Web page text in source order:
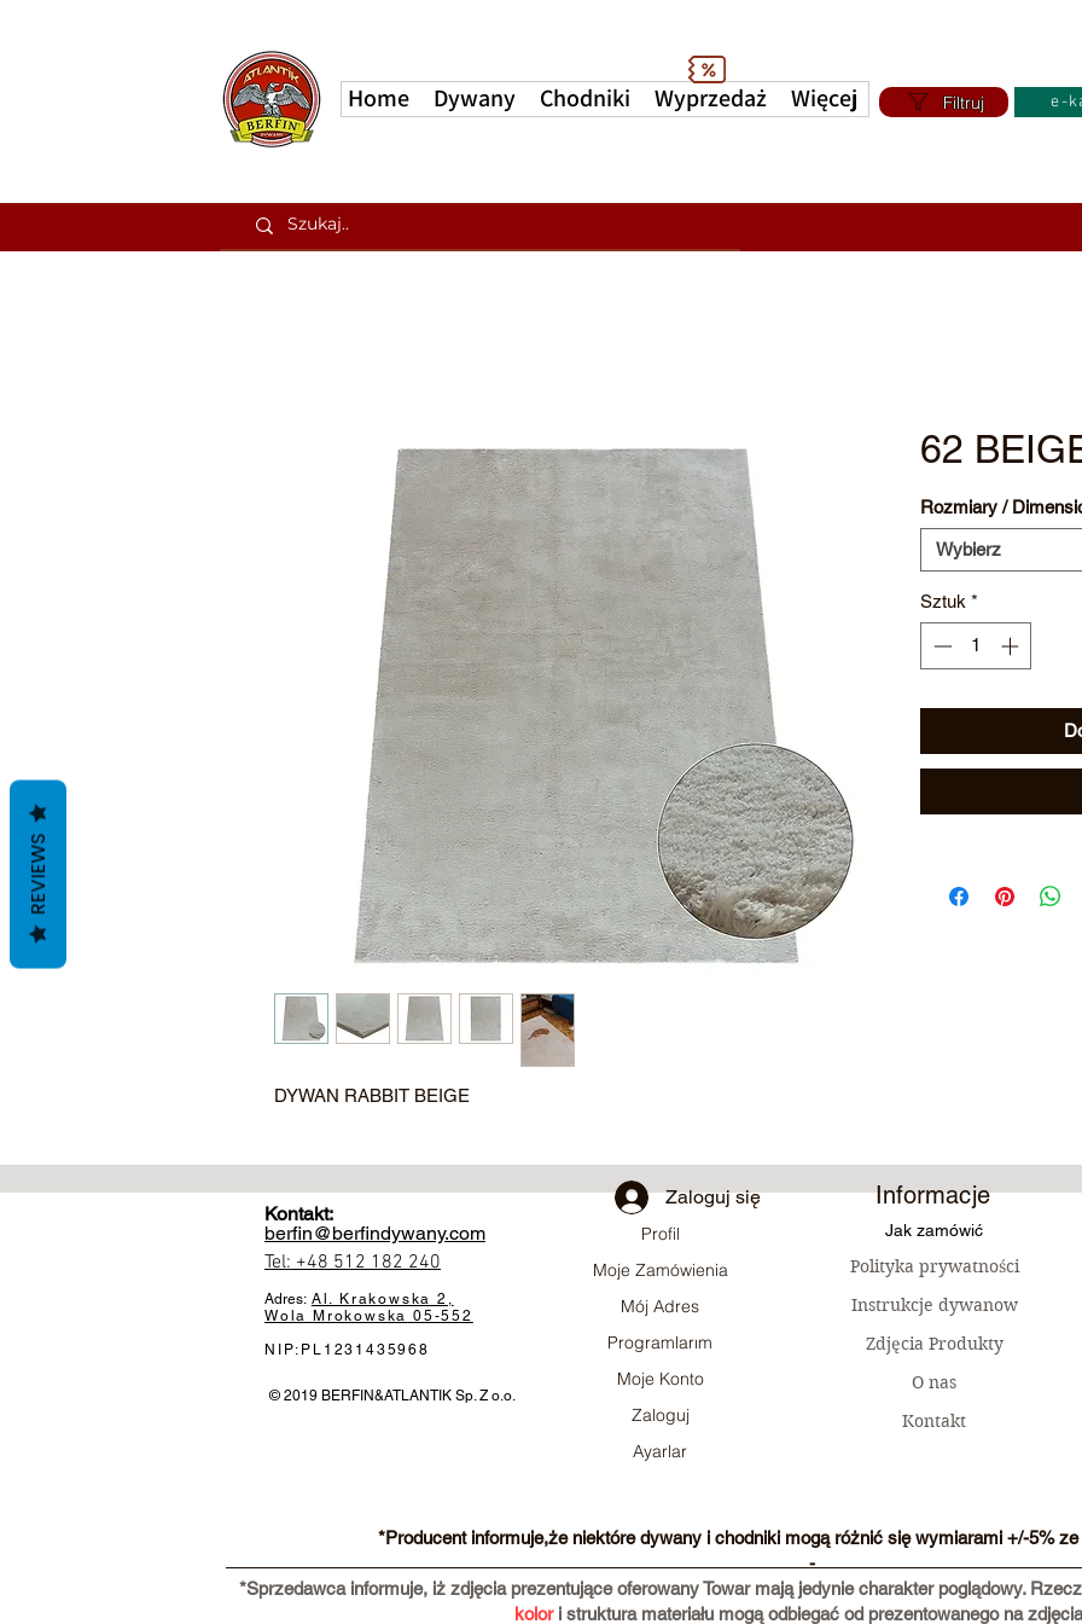
Home Dywany Chodniki Wyprzedaż Więcej Filtruj e-
DYWAN RABBIT BEIGE
62
Rozmiary /
Wybierz
Sztuk *
Kontakt:
berfin@berfindywany.com
Tel: +48 512 182 240
Adres: Al. Krakowska 2,
Wola Mrokowska 05-552
NIP:PL1231435968
© 2019 BERFIN&ATLANTIK Sp. Z o.o.
Zaloguj się Informacje
Profil
Moje Zamówienia
Mój Adres
Programlarım
Moje Konto
Zaloguj
Ayarlar
Jak zamówić
Polityka prywatności
Instrukcje dywanow
Zdjęcia Produkty
O nas
Kontakt
*Producent informuje,że niektóre dywany i chodniki mogą różnić się wymiarami +/-5% ze
-
*Sprzedawca informuje, iż zdjęcia prezentujące oferowany Towar mają jedynie charakter poglądowy.
kolori struktura materiału mogą odbiegać od prezentowanego na
REVIEWS